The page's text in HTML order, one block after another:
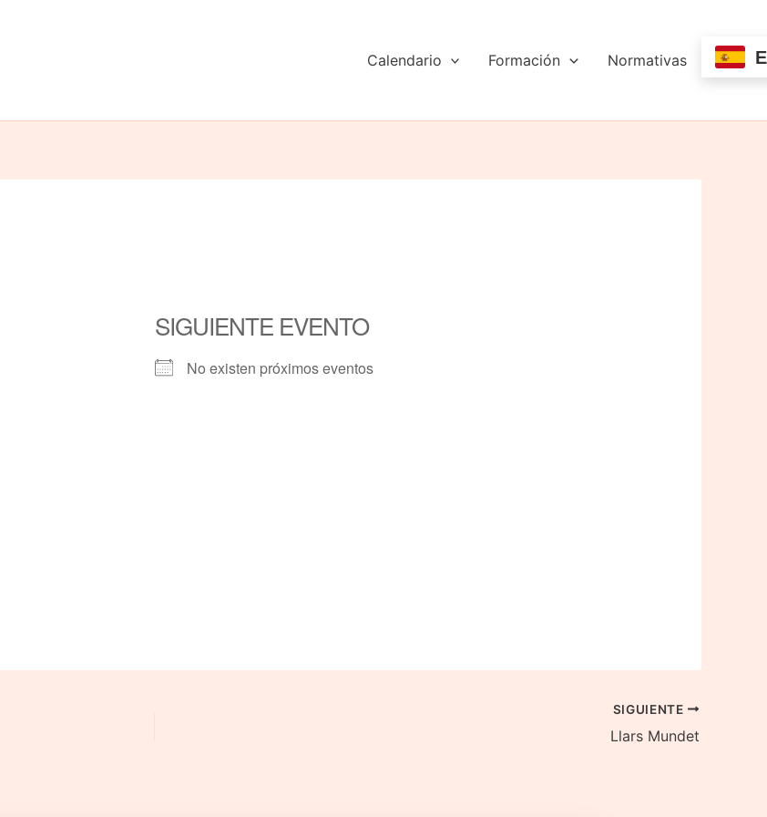
Calendario Formación Normativas
SIGUIENTE EVENTO
No existen próximos eventos
SIGUIENTE
Llars Mundet